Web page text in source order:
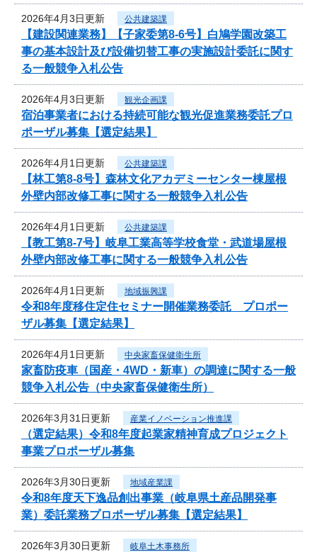
2026年4月3日更新 公共建築課
【建設関連業務】【子家委第8-6号】白鳩学園改築工
事の基本設計及び設備切替工事の実施設計委託に関す
る一般競争入札公告
2026年4月3日更新 観光企画課
宿泊事業者における持続可能な観光促進業務委託プロ
ポーザル募集【選定結果】
2026年4月1日更新 公共建築課
【林工第8-8号】森林文化アカデミーセンター棟屋根
外壁内部改修工事に関する一般競争入札公告
2026年4月1日更新 公共建築課
【教工第8-7号】岐阜工業高等学校食堂・武道場屋根
外壁内部改修工事に関する一般競争入札公告
2026年4月1日更新 地域振興課
令和8年度移住定住セミナー開催業務委託 プロポー
ザル募集【選定結果】
2026年4月1日更新 中央家畜保健衛生所
家畜防疫車（国産・4WD・新車）の調達に関する一般
競争入札公告（中央家畜保健衛生所）
2026年3月31日更新 産業イノベーション推進課
（選定結果）令和8年度起業家精神育成プロジェクト
事業プロポーザル募集
2026年3月30日更新 地域産業課
令和8年度天下逸品創出事業（岐阜県土産品開発事
業）委託業務プロポーザル募集【選定結果】
2026年3月30日更新 岐阜土木事務所